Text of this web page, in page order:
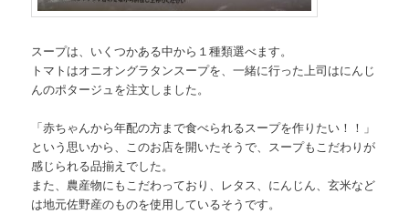
スープは、いくつかある中から１種類選べます。
トマトはオニオングラタンスープを、一緒に行った上司はにんじ
んのポタージュを注文しました。
「赤ちゃんから年配の方まで食べられるスープを作りたい！！」
という思いから、このお店を開いたそうで、スープもこだわりが
感じられる品揃えでした。
また、農産物にもこだわっており、レタス、にんじん、玄米など
は地元佐野産のものを使用しているそうです。